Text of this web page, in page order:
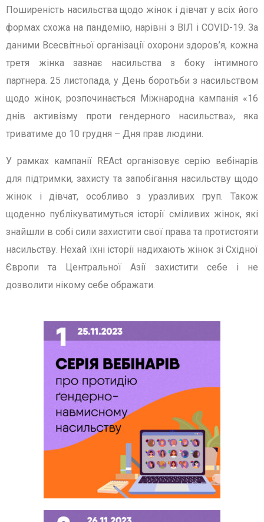
Поширеність насильства щодо жінок і дівчат у всіх його
формах схожа на пандемію, нарівні з ВІЛ і COVID-19. За
даними Всесвітньої організації охорони здоров’я, кожна
третя жінка зазнає насильства з боку інтимного
партнера. 25 листопада, у День боротьби з насильством
щодо жінок, розпочинається Міжнародна кампанія «16
днів активізму проти гендерного насильства», яка
триватиме до 10 грудня – Дня прав людини.
У рамках кампанії REAct організовує серію вебінарів
для підтримки, захисту та запобігання насильству щодо
жінок і дівчат, особливо з уразливих груп. Також
щоденно публікуватимуться історії сміливих жінок, які
знайшли в собі сили захистити свої права та протистояти
насильству. Нехай їхні історії надихають жінок зі Східної
Європи та Центральної Азії захистити себе і не
дозволити нікому себе ображати.